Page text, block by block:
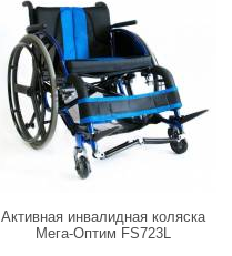
Активная инвалидная коляска
Мега-Оптим FS723L